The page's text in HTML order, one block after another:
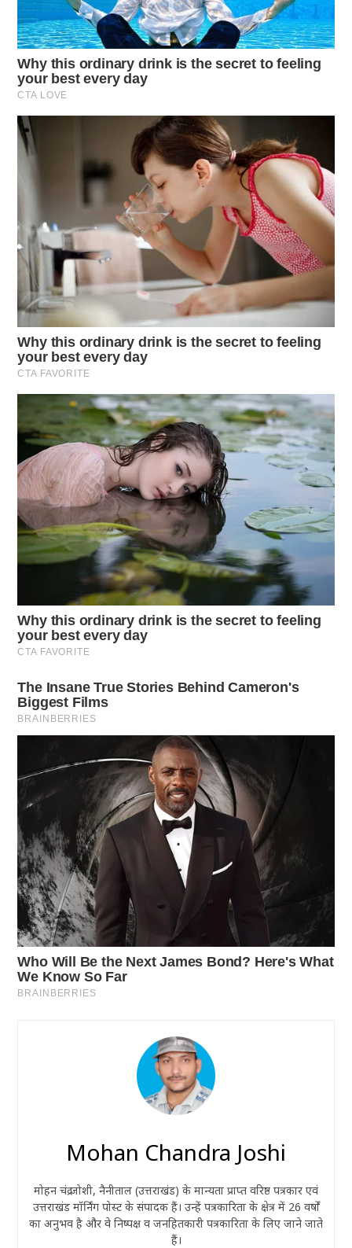
Mohan Chandra Joshi
मोहन चंद्र जोशी, नैनीताल (उत्तराखंड) के मान्यता प्राप्त वरिष्ठ पत्रकार एवं
उत्तराखंड मॉर्निंग पोस्ट के संपादक हैं। उन्हें पत्रकारिता के क्षेत्र में 26 वर्षों
का अनुभव है और वे निष्पक्ष व जनहितकारी पत्रकारिता के लिए जाने जाते
हैं।